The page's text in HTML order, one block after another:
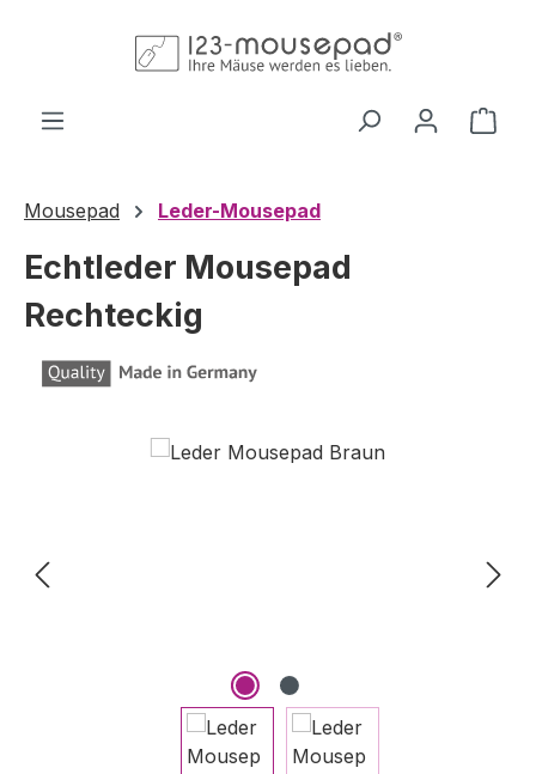
Mousepad Leder-Mousepad
Echtleder Mousepad
Rechteckig
Bildergalerie überspringen